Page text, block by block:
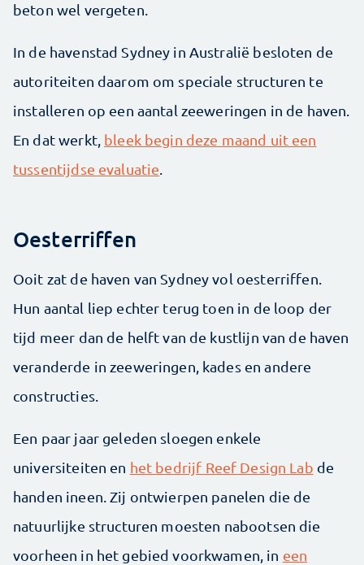
beton wel vergeten.
In de havenstad Sydney in Australië besloten de
autoriteiten daarom om speciale structuren te
installeren op een aantal zeeweringen in de haven.
En dat werkt, bleek begin deze maand uit een
tussentijdse evaluatie.
Oesterriffen
Ooit zat de haven van Sydney vol oesterriffen.
Hun aantal liep echter terug toen in de loop der
tijd meer dan de helft van de kustlijn van de haven
veranderde in zeeweringen, kades en andere
constructies.
Een paar jaar geleden sloegen enkele
universiteiten en het bedrijf Reef Design Lab de
handen ineen. Zij ontwierpen panelen die de
natuurlijke structuren moesten nabootsen die
voorheen in het gebied voorkwamen, in een